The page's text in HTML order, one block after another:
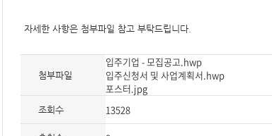
자세한 사항은 첨부파일 참고 부탁드립니다.
첨부파일
입주기업 - 모집공고.hwp
입주신청서 및 사업계획서.hwp
포스터.jpg
조회수 13528